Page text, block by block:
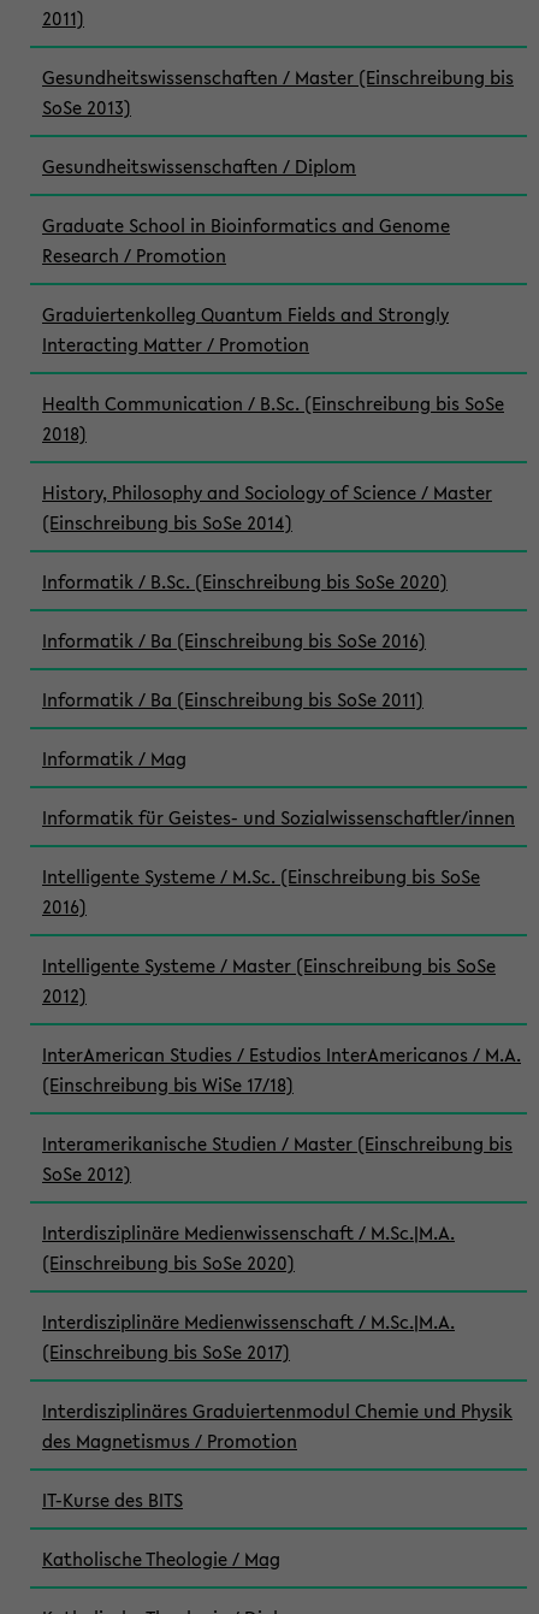
2011)
Gesundheitswissenschaften / Master (Einschreibung bis
SoSe 2013)
Gesundheitswissenschaften / Diplom
Graduate School in Bioinformatics and Genome
Research / Promotion
Graduiertenkolleg Quantum Fields and Strongly
Interacting Matter / Promotion
Health Communication / B.Sc. (Einschreibung bis SoSe
2018)
History, Philosophy and Sociology of Science / Master
(Einschreibung bis SoSe 2014)
Informatik / B.Sc. (Einschreibung bis SoSe 2020)
Informatik / Ba (Einschreibung bis SoSe 2016)
Informatik / Ba (Einschreibung bis SoSe 2011)
Informatik / Mag
Informatik für Geistes- und Sozialwissenschaftler/innen
Intelligente Systeme / M.Sc. (Einschreibung bis SoSe
2016)
Intelligente Systeme / Master (Einschreibung bis SoSe
2012)
InterAmerican Studies / Estudios InterAmericanos / M.A.
(Einschreibung bis WiSe 17/18)
Interamerikanische Studien / Master (Einschreibung bis
SoSe 2012)
Interdisziplinäre Medienwissenschaft / M.Sc.|M.A.
(Einschreibung bis SoSe 2020)
Interdisziplinäre Medienwissenschaft / M.Sc.|M.A.
(Einschreibung bis SoSe 2017)
Interdisziplinäres Graduiertenmodul Chemie und Physik
des Magnetismus / Promotion
IT-Kurse des BITS
Katholische Theologie / Mag